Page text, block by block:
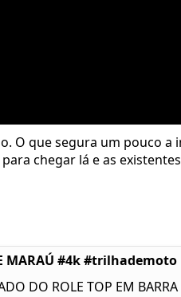
O que segura um pouco
chegar lá e as
MARAÚ #4k #trilhademoto
DO ROLE TOP EM BARRA